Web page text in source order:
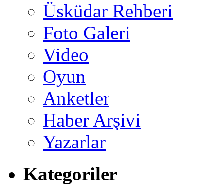
Üsküdar Rehberi
Foto Galeri
Video
Oyun
Anketler
Haber Arşivi
Yazarlar
Kategoriler